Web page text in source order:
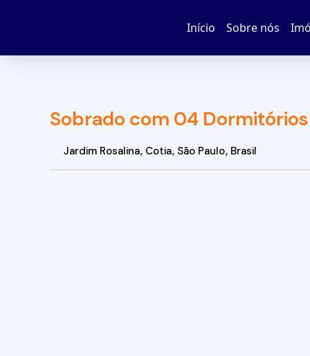
Sobre nós
Início
Sobrado com 04
Jardim Rosalina, Cotia, São Paulo, Brasil